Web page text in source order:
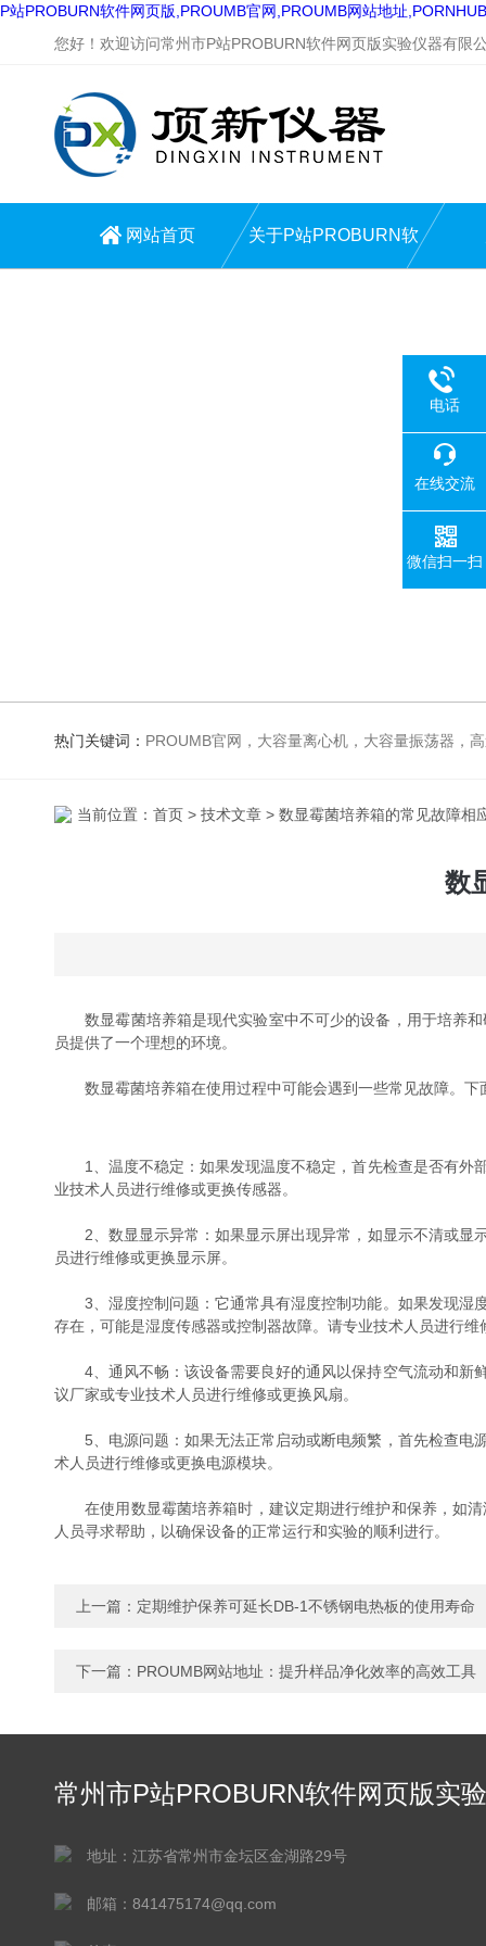
P站PROBURN软件网页版,PROUMB官网,PROUMB网站地址
您好！欢迎访问常州市P站PROBURN软件网页版实验仪器有限公
网站首页 关于P站PROBURN软
热门关键词： PROUMB官网，大容量离心机，大容量振荡器，高速冷冻离心机，生化、光照、振荡培养箱，磁力搅拌器
当前位置： 首页 > 技术文章 > 数显霉菌培养箱的常见故障相
数
数显霉菌培养箱是现代实验室中不可少的设备，用于培养和研
员提供了一个理想的环境。
数显霉菌培养箱在使用过程中可能会遇到一些常见故障。下
1、温度不稳定：如果发现温度不稳定，首先检查是否有外
业技术人员进行维修或更换传感器。
2、数显显示异常：如果显示屏出现异常，如显示不清或显示
员进行维修或更换显示屏。
3、湿度控制问题：它通常具有湿度控制功能。如果发现
存在，可能是湿度传感器或控制器故障。请专业技术人员进行维
4、通风不畅：该设备需要良好的通风以保持空气流动和新鲜
议厂家或专业技术人员进行维修或更换风扇。
5、电源问题：如果无法正常启动或断电频繁，首先检查电
术人员进行维修或更换电源模块。
在使用数显霉菌培养箱时，建议定期进行维护和保养，如清洁
人员寻求帮助，以确保设备的正常运行和实验的顺利进行。
上一篇： 定期维护保养可延长DB-1不锈钢电热板的使用寿命
下一篇： PROUMB网站地址：提升样品净化效率的高效工具
常州市P站PROBURN软件网页版实验
地址：江苏省常州市金坛区金湖路29号
邮箱：841475174@qq.com
电话
在线交流
微信扫一扫